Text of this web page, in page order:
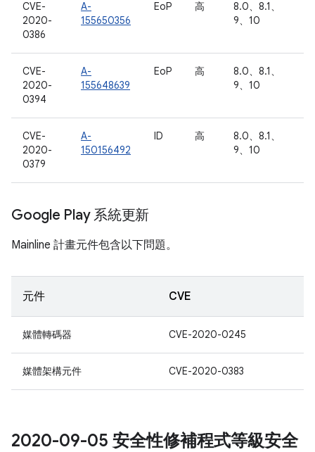
CVE-
2020-
0386
A-
155650356
EoP 高
8.0、8.1、
9、10
CVE-
2020-
0394
A-
155648639
EoP 高
8.0、8.1、
9、10
CVE-
2020-
0379
A-
150156492
ID 高
8.0、8.1、
9、10
Google Play 系統更新
Mainline 計畫元件包含以下問題。
元件 CVE
媒體轉碼器 CVE-2020-0245
媒體架構元件 CVE-2020-0383
2020-09-05 安全性修補程式等級安全